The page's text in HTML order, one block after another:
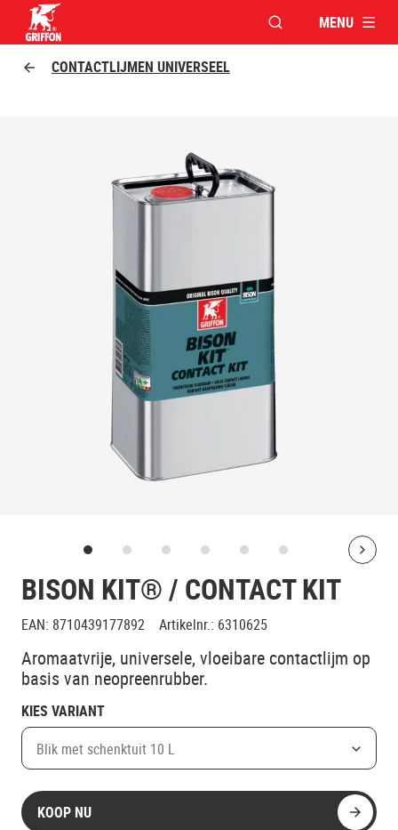
VENSTER OPENEN
MENU
CONTACTLIJMEN UNIVERSEEL
BISON KIT® / CONTACT KIT
EAN: 8710439177892 Artikelnr.: 6310625
Aromaatvrije, universele, vloeibare contactlijm op
basis van neopreenrubber.
KIES VARIANT
Blik met schenktuit 10 L
KOOP NU